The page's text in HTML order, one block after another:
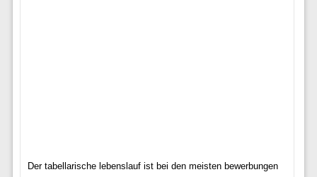
Der tabellarische lebenslauf ist bei den meisten bewerbungen